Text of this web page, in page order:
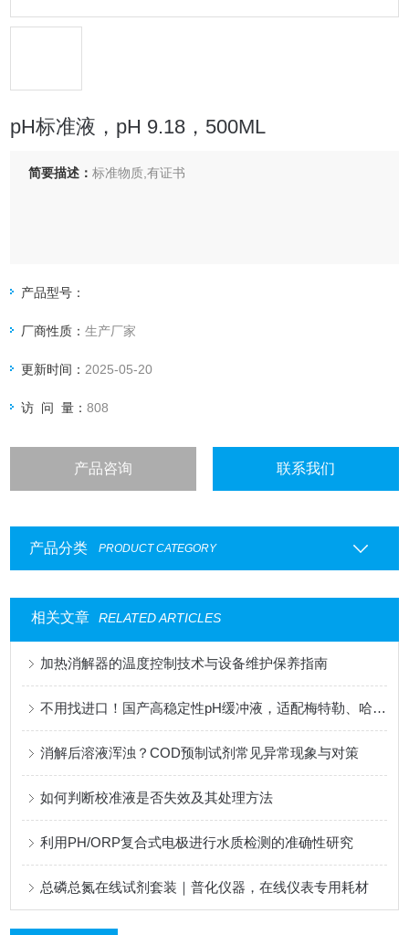
pH标准液，pH 9.18，500ML
简要描述：标准物质,有证书
产品型号：
厂商性质：生产厂家
更新时间： 2025-05-20
访 问 量：808
产品咨询 联系我们
产品分类 PRODUCT CATEGORY
相关文章 RELATED ARTICLES
加热消解器的温度控制技术与设备维护保养指南
不用找进口！国产高稳定性pH缓冲液，适配梅特勒、哈希、雷磁全系设备
消解后溶液浑浊？COD预制试剂常见异常现象与对策
如何判断校准液是否失效及其处理方法
利用PH/ORP复合式电极进行水质检测的准确性研究
总磷总氮在线试剂套装｜普化仪器，在线仪表专用耗材